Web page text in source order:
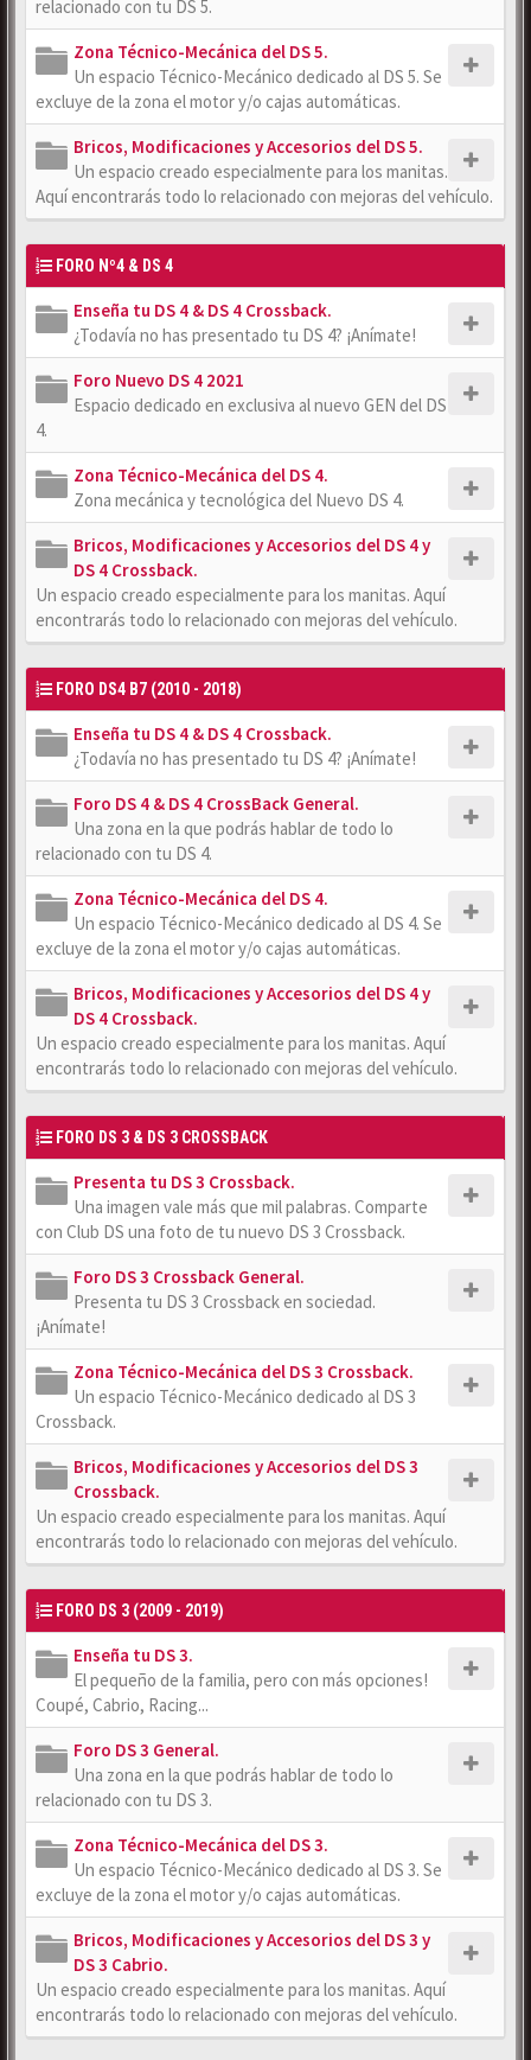
relacionado con tu DS 5.
Zona Técnico-Mecánica del DS 5.
Un espacio Técnico-Mecánico dedicado al DS 5. Se
excluye de la zona el motor y/o cajas automáticas.
Bricos, Modificaciones y Accesorios del DS 5.
Un espacio creado especialmente para los manitas.
Aquí encontrarás todo lo relacionado con mejoras del vehículo.
FORO Nº4 & DS 4
Enseña tu DS 4 & DS 4 Crossback.
¿Todavía no has presentado tu DS 4? ¡Anímate!
Foro Nuevo DS 4 2021
Espacio dedicado en exclusiva al nuevo GEN del DS
4.
Zona Técnico-Mecánica del DS 4.
Zona mecánica y tecnológica del Nuevo DS 4.
Bricos, Modificaciones y Accesorios del DS 4 y
DS 4 Crossback.
Un espacio creado especialmente para los manitas. Aquí
encontrarás todo lo relacionado con mejoras del vehículo.
FORO DS4 B7 (2010 - 2018)
Enseña tu DS 4 & DS 4 Crossback.
¿Todavía no has presentado tu DS 4? ¡Anímate!
Foro DS 4 & DS 4 CrossBack General.
Una zona en la que podrás hablar de todo lo
relacionado con tu DS 4.
Zona Técnico-Mecánica del DS 4.
Un espacio Técnico-Mecánico dedicado al DS 4. Se
excluye de la zona el motor y/o cajas automáticas.
Bricos, Modificaciones y Accesorios del DS 4 y
DS 4 Crossback.
Un espacio creado especialmente para los manitas. Aquí
encontrarás todo lo relacionado con mejoras del vehículo.
FORO DS 3 & DS 3 CROSSBACK
Presenta tu DS 3 Crossback.
Una imagen vale más que mil palabras. Comparte
con Club DS una foto de tu nuevo DS 3 Crossback.
Foro DS 3 Crossback General.
Presenta tu DS 3 Crossback en sociedad.
¡Anímate!
Zona Técnico-Mecánica del DS 3 Crossback.
Un espacio Técnico-Mecánico dedicado al DS 3
Crossback.
Bricos, Modificaciones y Accesorios del DS 3
Crossback.
Un espacio creado especialmente para los manitas. Aquí
encontrarás todo lo relacionado con mejoras del vehículo.
FORO DS 3 (2009 - 2019)
Enseña tu DS 3.
El pequeño de la familia, pero con más opciones!
Coupé, Cabrio, Racing...
Foro DS 3 General.
Una zona en la que podrás hablar de todo lo
relacionado con tu DS 3.
Zona Técnico-Mecánica del DS 3.
Un espacio Técnico-Mecánico dedicado al DS 3. Se
excluye de la zona el motor y/o cajas automáticas.
Bricos, Modificaciones y Accesorios del DS 3 y
DS 3 Cabrio.
Un espacio creado especialmente para los manitas. Aquí
encontrarás todo lo relacionado con mejoras del vehículo.